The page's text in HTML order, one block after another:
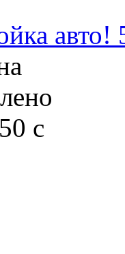
авто!
50 c